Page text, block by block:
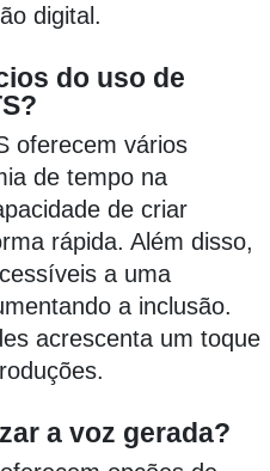
digital.
do uso de
oferecem vários
de tempo na
de criar
rápida. Além disso,
a uma
a inclusão.
acrescenta um toque
a voz gerada?